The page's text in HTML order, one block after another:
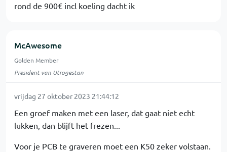
rond de 900€ incl koeling dacht ik
McAwesome
Golden Member
President van Utrogestan
vrijdag 27 oktober 2023 21:44:12
Een groef maken met een laser, dat gaat niet echt
lukken, dan blijft het frezen...
Voor je PCB te graveren moet een K50 zeker volstaan.